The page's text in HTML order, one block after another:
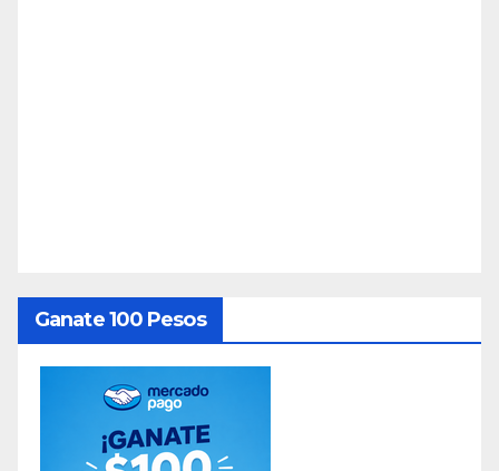
Ganate 100 Pesos